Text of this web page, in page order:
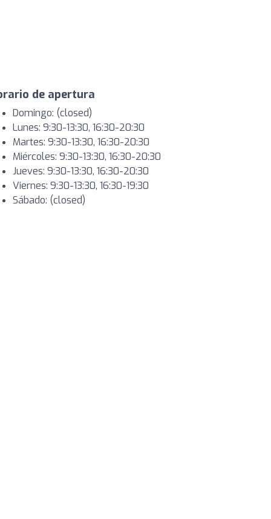
de apertura
Domingo: (closed)
Lunes: 9:30-13:30, 16:30-20:30
Martes: 9:30-13:30, 16:30-20:30
Miércoles: 9:30-13:30, 16:30-20:30
Jueves: 9:30-13:30, 16:30-20:30
Viernes: 9:30-13:30, 16:30-19:30
Sábado: (closed)